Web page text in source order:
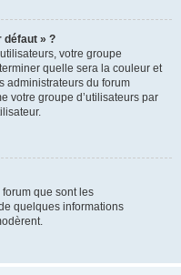
défaut » ?
votre groupe
quelle sera la couleur et
administrateurs du forum
votre groupe d’utilisateurs par
que sont les
quelques informations